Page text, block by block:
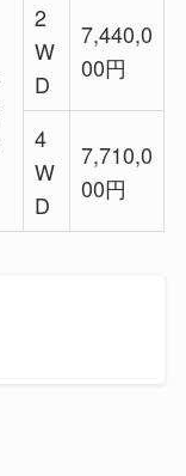
2
W
D
7,440,0
00円
4
W
D
7,710,0
00円